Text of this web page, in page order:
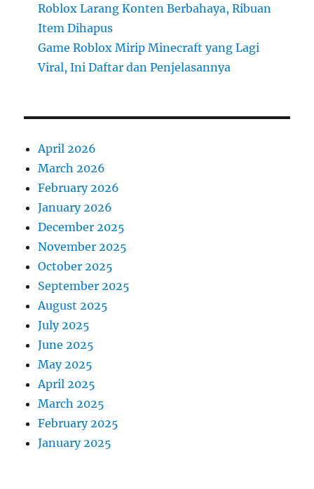
Roblox Larang Konten Berbahaya, Ribuan
Item Dihapus
Game Roblox Mirip Minecraft yang Lagi
Viral, Ini Daftar dan Penjelasannya
April 2026
March 2026
February 2026
January 2026
December 2025
November 2025
October 2025
September 2025
August 2025
July 2025
June 2025
May 2025
April 2025
March 2025
February 2025
January 2025